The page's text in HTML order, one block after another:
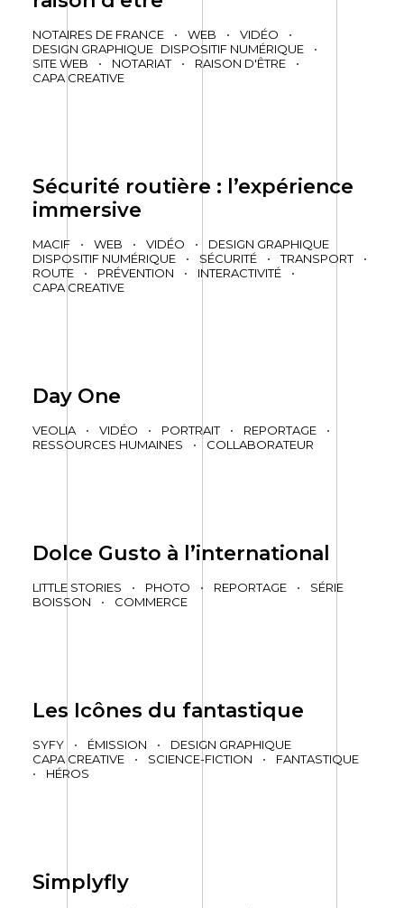
NOTAIRES DE FRANCE • WEB • VIDÉO
•
DESIGN GRAPHIQUE DISPOSITIF NUMÉRIQUE
•
SITE WEB
• NOTARIAT • RAISON D'ÊTRE
•
CAPA CREATIVE
Sécurité routière : l’expérience
immersive
MACIF • WEB • VIDÉO •
DESIGN GRAPHIQUE
DISPOSITIF NUMÉRIQUE
• SÉCURITÉ • TRANSPORT
•
ROUTE
• PRÉVENTION • INTERACTIVITÉ
•
CAPA CREATIVE
Day One
VEOLIA • VIDÉO • PORTRAIT • REPORTAGE
•
RESSOURCES HUMAINES
• COLLABORATEUR
Dolce Gusto à l’international
LITTLE STORIES • PHOTO • REPORTAGE •
SÉRIE
BOISSON
• COMMERCE
Les Icônes du fantastique
SYFY • ÉMISSION •
DESIGN GRAPHIQUE
CAPA CREATIVE
• SCIENCE-FICTION •
FANTASTIQUE
•
HÉROS
Simplyfly